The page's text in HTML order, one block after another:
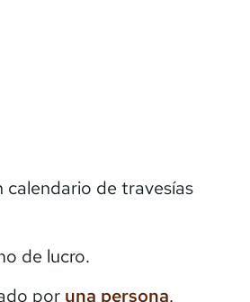
calendario de travesías
de lucro.
por una persona.